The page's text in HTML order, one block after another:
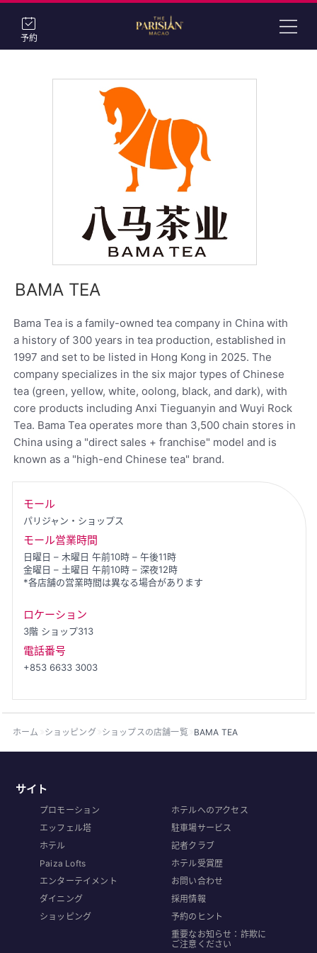
予約
BAMA TEA
Bama Tea is a family-owned tea company in China with
a history of 300 years in tea production, established in
1997 and set to be listed in Hong Kong in 2025. The
company specializes in the six major types of Chinese
tea (green, yellow, white, oolong, black, and dark), with
core products including Anxi Tieguanyin and Wuyi Rock
Tea. Bama Tea operates more than 3,500 chain stores in
China using a "direct sales + franchise" model and is
known as a "high-end Chinese tea" brand.
モール
パリジャン・ショップス
モール営業時間
日曜日 – 木曜日 午前10時 – 午後11時
金曜日 – 土曜日 午前10時 – 深夜12時
*各店舗の営業時間は異なる場合があります
ロケーション
3階 ショップ313
電話番号
+853 6633 3003
ホーム ショッピング ショップスの店舗一覧 BAMA TEA
サイト
プロモーション
エッフェル塔
ホテル
Paiza Lofts
エンターテイメント
ダイニング
ショッピング
ホテルへのアクセス
駐車場サービス
記者クラブ
ホテル受賞歴
お問い合わせ
採用情報
予約のヒント
重要なお知らせ：詐欺に
ご注意ください